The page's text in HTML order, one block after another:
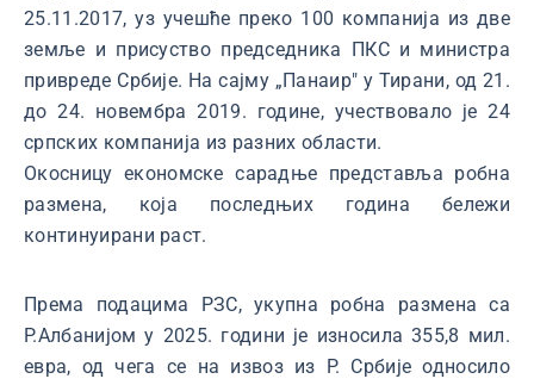
25.11.2017, уз учешће преко 100 компанија из две
земље и присуство председника ПКС и министра
привреде Србије. На сајму „Панаир" у Тирани, од 21.
до 24. новембра 2019. године, учествовало је 24
српских компанија из разних области.
Окосницу економске сарадње представља робна
размена, која последњих година бележи
континуирани раст.
Према подацима РЗС, укупна робна размена са
Р.Албанијом у 2025. години је износила 355,8 мил.
евра, од чега се на извоз из Р. Србије односило